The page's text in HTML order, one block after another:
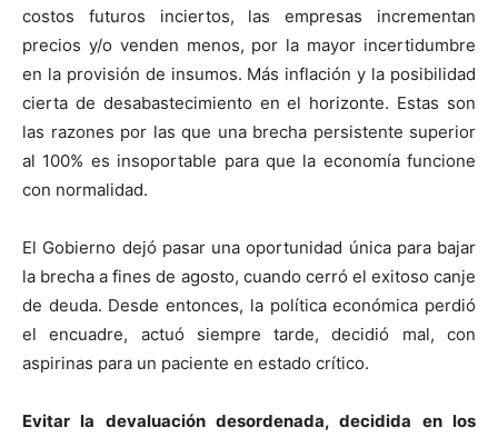
costos futuros inciertos, las empresas incrementan
precios y/o venden menos, por la mayor incertidumbre
en la provisión de insumos. Más inflación y la posibilidad
cierta de desabastecimiento en el horizonte. Estas son
las razones por las que una brecha persistente superior
al 100% es insoportable para que la economía funcione
con normalidad.
El Gobierno dejó pasar una oportunidad única para bajar
la brecha a fines de agosto, cuando cerró el exitoso canje
de deuda. Desde entonces, la política económica perdió
el encuadre, actuó siempre tarde, decidió mal, con
aspirinas para un paciente en estado crítico.
Evitar la devaluación desordenada, decidida en los